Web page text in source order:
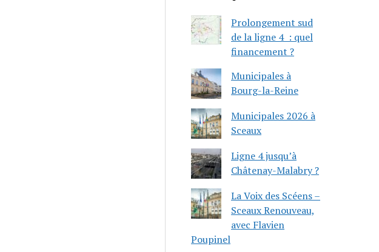
Prolongement sud
de la ligne 4 : quel
financement ?
Municipales à
Bourg-la-Reine
Municipales 2026 à
Sceaux
Ligne 4 jusqu’à
Châtenay-Malabry ?
La Voix des Scéens –
Sceaux Renouveau,
avec Flavien
Poupinel